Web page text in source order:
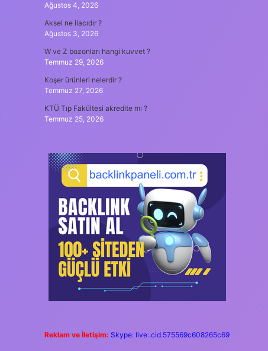
Ağustos 4, 2026
Aksel ne ilacıdır ?
Ağustos 3, 2026
W ve Z bozonları hangi kuvvet ?
Temmuz 29, 2026
Koşer ürünleri nelerdir ?
Temmuz 27, 2026
KTÜ Tıp Fakültesi akredite mi ?
Temmuz 25, 2026
Reklam ve İletişim: Skype: live:.cid.575569c608265c69